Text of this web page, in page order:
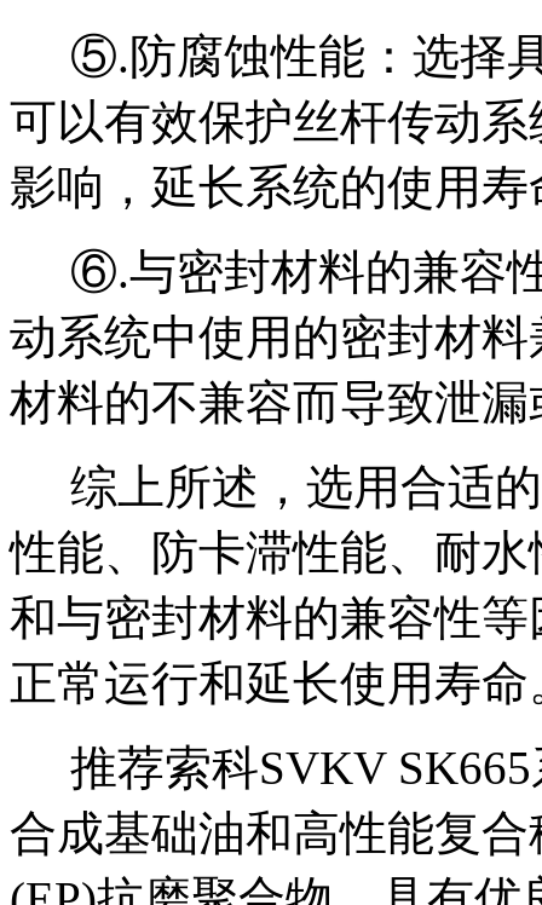
⑤.防腐蚀性能：选择
可以有效保护丝杆传动
影响，延长系统的使用寿
⑥.与密封材料的兼容
动系统中使用的密封材
材料的不兼容而导致泄
综上所述，选用合适
性能、防卡滞性能、耐
和与密封材料的兼容性
正常运行和延长使用寿命
推荐索科SVKV
合成基础油和高性能复